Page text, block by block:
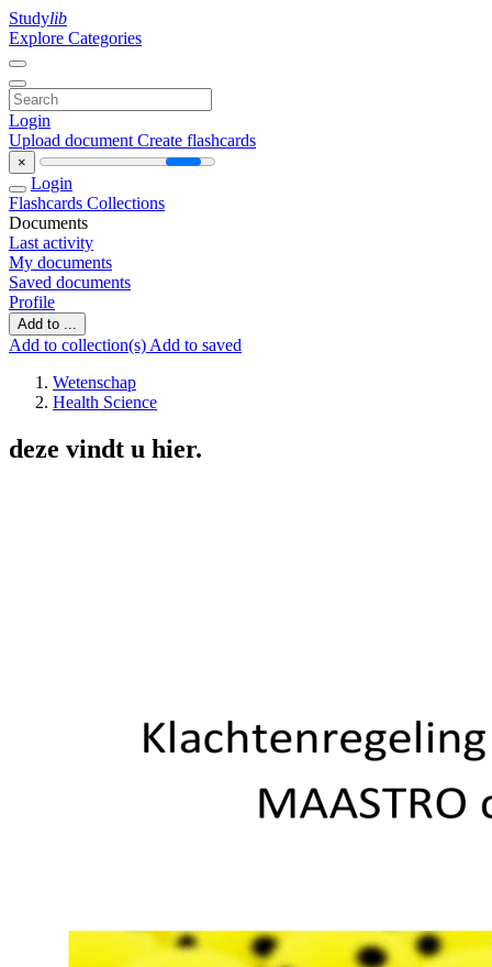
Studylib
Explore Categories
Login
Upload document Create flashcards
×
Login
Flashcards Collections
Documents
Last activity
My documents
Saved documents
Profile
Add to ...
Add to collection(s) Add to saved
Wetenschap
Health Science
deze vindt u hier.